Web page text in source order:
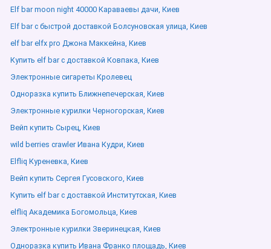
Elf bar moon night 40000 Караваевы дачи, Киев
Elf bar с быстрой доставкой Болсуновская улица, Киев
elf bar elfx pro Джона Маккейна, Киев
Купить elf bar с доставкой Ковпака, Киев
Электронные сигареты Кролевец
Одноразка купить Ближнепечерская, Киев
Электронные курилки Черногорская, Киев
Вейп купить Сырец, Киев
wild berries crawler Ивана Кудри, Киев
Elfliq Куреневка, Киев
Вейп купить Сергея Гусовского, Киев
Купить elf bar с доставкой Институтская, Киев
elfliq Академика Богомольца, Киев
Электронные курилки Зверинецкая, Киев
Одноразка купить Ивана Франко площадь, Киев